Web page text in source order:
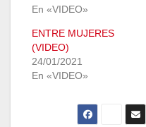
En «VIDEO»
ENTRE MUJERES
(VIDEO)
24/01/2021
En «VIDEO»